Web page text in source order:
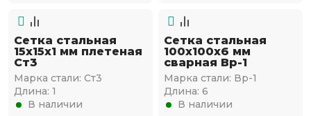
Сетка стальная
15х15х1 мм плетеная
Ст3
Марка стали: Ст3
Длина: 1
В наличии
Сетка стальная
100х100х6 мм
сварная Вр-1
Марка стали: Вр-1
Длина: 6
В наличии